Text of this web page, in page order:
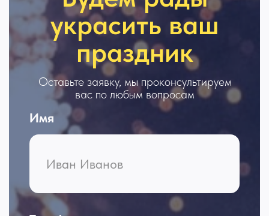
Комментарий
Оставить заявку